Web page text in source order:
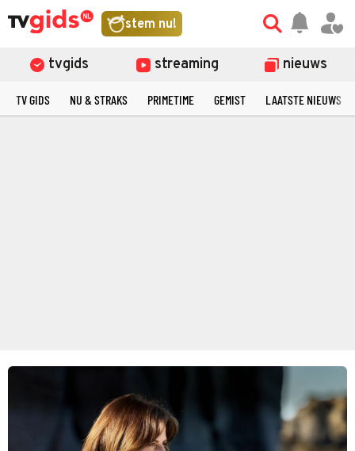
stem nu!
tvgids streaming nieuws
TV GIDS NU & STRAKS PRIMETIME GEMIST LAATSTE NIEUWS